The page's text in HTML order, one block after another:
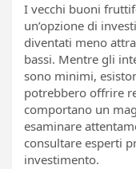
I vecchi buoni
un’opzione di
diventati meno
bassi. Mentre gli
sono minimi,
potrebbero offrire
comportano un
esaminare
consultare esperti
investimento.